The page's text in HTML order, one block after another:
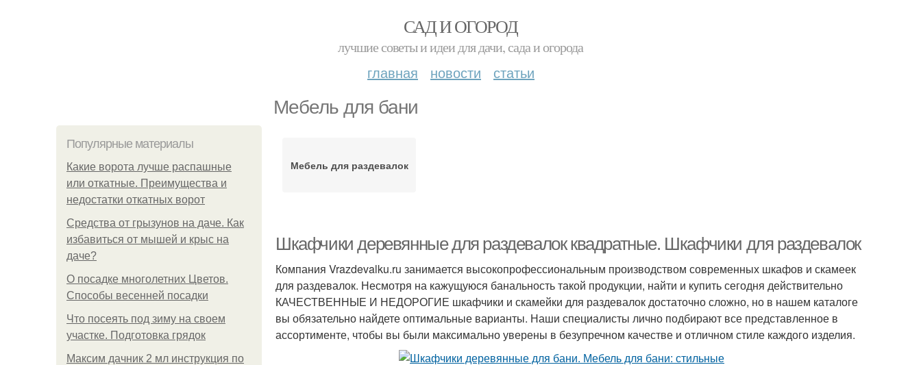
САД И ОГОРОД
лучшие советы и идеи для дачи, сада и огорода
главная новости статьи
Мебель для бани
Популярные материалы
Какие ворота лучше распашные
или откатные. Преимущества и
недостатки откатных ворот
Средства от грызунов на даче. Как
избавиться от мышей и крыс на
даче?
О посадке многолетних Цветов.
Способы весенней посадки
Что посеять под зиму на своем
участке. Подготовка грядок
Максим дачник 2 мл инструкция по
Мебель для раздевалок
Шкафчики деревянные для раздевалок квадратные. Шкафчики для раздевалок
Компания Vrazdevalku.ru занимается высокопрофессиональным производством современных шкафов и скамеек
для раздевалок. Несмотря на кажущуюся банальность такой продукции, найти и купить сегодня действительно
КАЧЕСТВЕННЫЕ И НЕДОРОГИЕ шкафчики и скамейки для раздевалок достаточно сложно, но в нашем каталоге
вы обязательно найдете оптимальные варианты. Наши специалисты лично подбирают все представленное в
ассортименте, чтобы вы были максимально уверены в безупречном качестве и отличном стиле каждого изделия.